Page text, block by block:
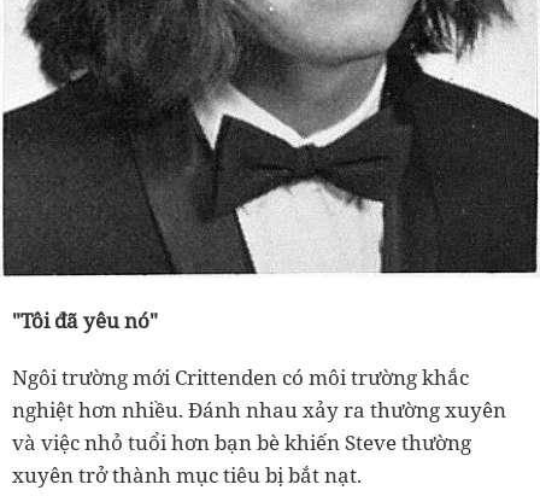
"Tôi đã yêu nó"
Ngôi trường mới Crittenden có môi trường khắc
nghiệt hơn nhiều. Đánh nhau xảy ra thường xuyên
và việc nhỏ tuổi hơn bạn bè khiến Steve thường
xuyên trở thành mục tiêu bị bắt nạt.